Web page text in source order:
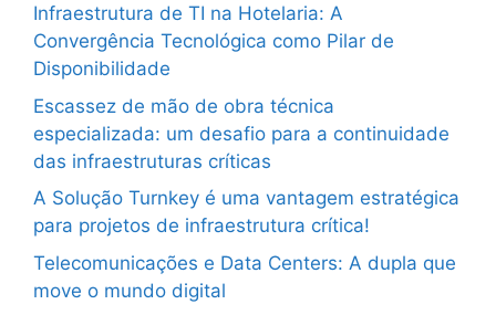
Infraestrutura de TI na Hotelaria: A
Convergência Tecnológica como Pilar de
Disponibilidade
Escassez de mão de obra técnica
especializada: um desafio para a continuidade
das infraestruturas críticas
A Solução Turnkey é uma vantagem estratégica
para projetos de infraestrutura crítica!
Telecomunicações e Data Centers: A dupla que
move o mundo digital